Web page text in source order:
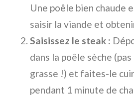
Une poêle bien chaude
saisir la viande et
Saisissez le steak :
dans la poêle sèche
grasse !) et faites-le
pendant 1 minute de